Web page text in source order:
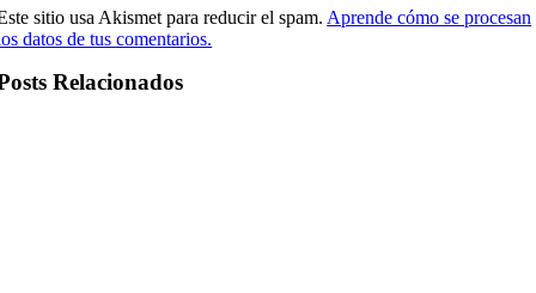
sitio usa Akismet para reducir el spam.Aprende cómo se procesan
datos de tus comentarios.
Relacionados